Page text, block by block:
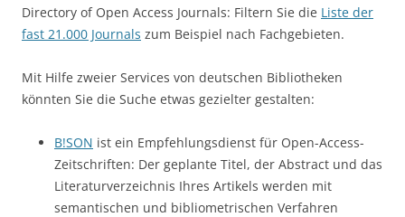
Directory of Open Access Journals: Filtern Sie die Liste der
fast 21.000 Journals zum Beispiel nach Fachgebieten.
Mit Hilfe zweier Services von deutschen Bibliotheken
könnten Sie die Suche etwas gezielter gestalten:
B!SON ist ein Empfehlungsdienst für Open-Access-
Zeitschriften: Der geplante Titel, der Abstract und das
Literaturverzeichnis Ihres Artikels werden mit
semantischen und bibliometrischen Verfahren